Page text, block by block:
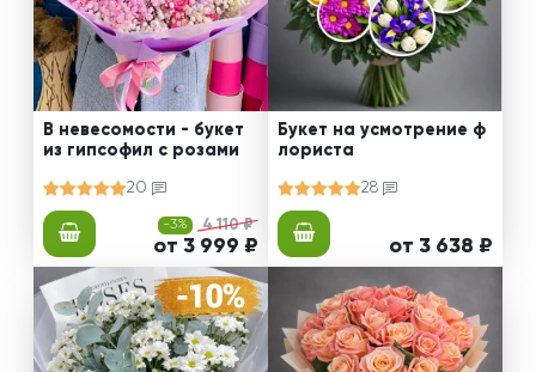
В невесомости - букет
из гипсофил с розами
20
-3% 4 110 ₽
от 3 999 ₽
Букет на усмотрение ф
лориста
28
от 3 638 ₽